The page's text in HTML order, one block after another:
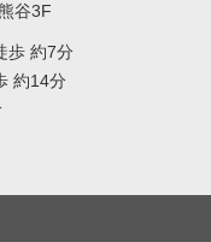
谷3F
歩 約7分
約14分